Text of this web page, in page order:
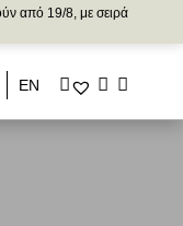
από 19/8, με σειρά
ΕΝ